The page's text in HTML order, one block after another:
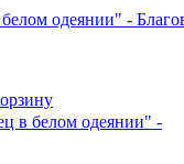
одеянии" -
в белом одеянии" -